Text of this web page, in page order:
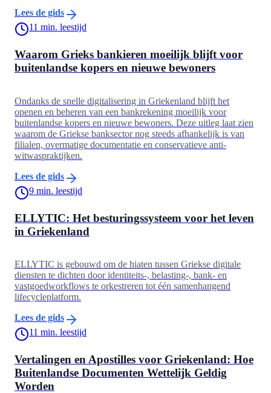
Lees de gids
11 min. leestijd
Waarom Grieks bankieren moeilijk blijft voor
buitenlandse kopers en nieuwe bewoners
Ondanks de snelle digitalisering in Griekenland blijft het
openen en beheren van een bankrekening moeilijk voor
buitenlandse kopers en nieuwe bewoners. Deze uitleg laat zien
waarom de Griekse banksector nog steeds afhankelijk is van
filialen, overmatige documentatie en conservatieve anti-
witwaspraktijken.
Lees de gids
9 min. leestijd
ELLYTIC: Het besturingssysteem voor het leven
in Griekenland
ELLYTIC is gebouwd om de hiaten tussen Griekse digitale
diensten te dichten door identiteits-, belasting-, bank- en
vastgoedworkflows te orkestreren tot één samenhangend
lifecycleplatform.
Lees de gids
11 min. leestijd
Vertalingen en Apostilles voor Griekenland: Hoe
Buitenlandse Documenten Wettelijk Geldig
Worden